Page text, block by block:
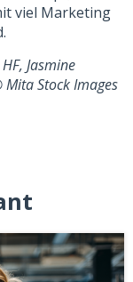
viel Marketing
Jasmine
Stock Images